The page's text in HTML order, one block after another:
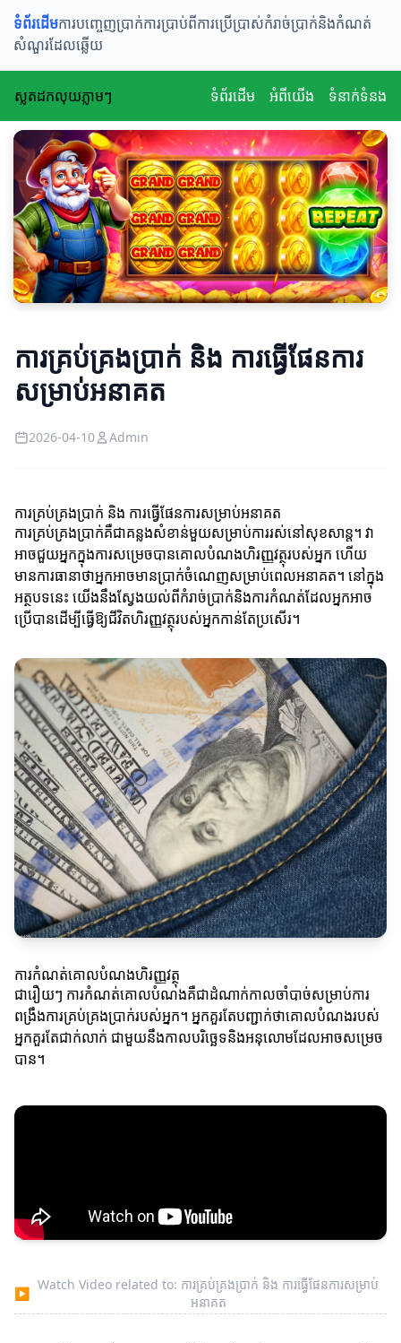
ទំព័រដើមការបញ្ចេញប្រាក់ការប្រាប់ពីការប្រើប្រាស់កំរាច់ប្រាក់និងកំណត់
សំណួរដែលឆ្លើយ
ស្លតដកលុយភ្លាមៗ ទំព័រដើម អំពីយើង ទំនាក់ទំនង
ការគ្រប់គ្រងប្រាក់ និង ការធ្វើផែនការ
សម្រាប់អនាគត
2026-04-10 Admin
ការគ្រប់គ្រងប្រាក់ និង ការធ្វើផែនការសម្រាប់អនាគត
ការគ្រប់គ្រងប្រាក់គឺជាគន្លងសំខាន់មួយសម្រាប់ការរស់នៅសុខសាន្ត។ វា
អាចជួយអ្នកក្នុងការសម្រេចបានគោលបំណងហិរញ្ញវត្ថុរបស់អ្នក ហើយ
មានការធានាថាអ្នកអាចមានប្រាក់ចំណេញសម្រាប់ពេលអនាគត។ នៅក្នុង
អត្ថបទនេះ យើងនឹងស្វែងយល់ពីកំរាច់ប្រាក់និងការកំណត់ដែលអ្នកអាច
ប្រើបានដើម្បីធ្វើឱ្យជីវិតហិរញ្ញវត្ថុរបស់អ្នកកាន់តែប្រសើរ។
ការកំណត់គោលបំណងហិរញ្ញវត្ថុ
ជារឿយៗ ការកំណត់គោលបំណងគឺជាដំណាក់កាលចាំបាច់សម្រាប់ការ
ពង្រឹងការគ្រប់គ្រងប្រាក់របស់អ្នក។ អ្នកគួរតែបញ្ជាក់ថាគោលបំណងរបស់
អ្នកគួរតែជាក់លាក់ ជាមួយនឹងកាលបរិច្ឆេទនិងអនុលោមដែលអាចសម្រេច
បាន។
▶
Watch Video related to: ការគ្រប់គ្រងប្រាក់ និង ការធ្វើផែនការសម្រាប់
អនាគត